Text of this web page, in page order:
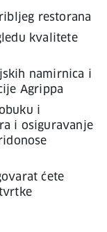
restorana
kvalitete
namirnica i
Agrippa
i
i osiguravanje
ćete